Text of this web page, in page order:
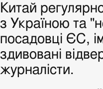
Китай
з Україною та
посадовці ЄС,
здивовані
журналісти.